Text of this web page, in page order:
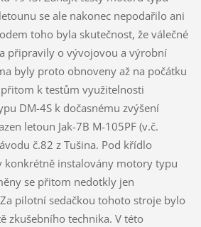
se ale nakonec nepodařilo ani
toho byla skutečnost, že válečné
připravily o vývojovou a výrobní
byly proto obnoveny až na počátku
k testům využitelnosti
DM-4S k dočasnému zvýšení
letoun Jak-7B M-105PF (v.č.
č.82 z Tušina. Pod křídlo
konkrétně instalovány motory typu
se přitom nedotkly jen
pilotní sedačkou tohoto stroje bylo
zkušebního technika. V této